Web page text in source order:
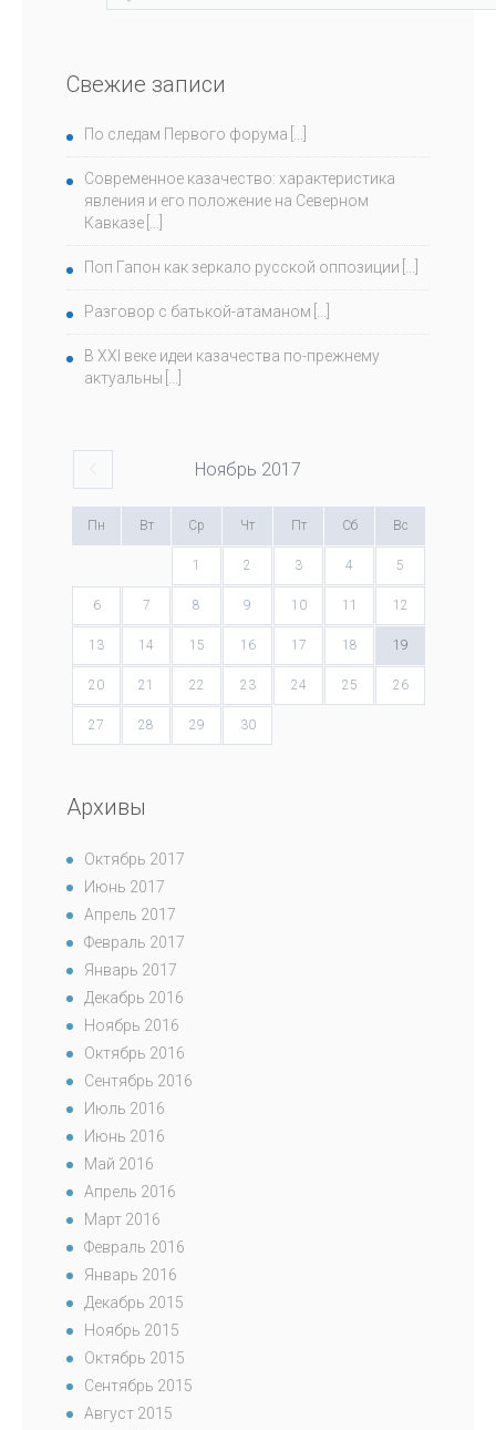
Свежие записи
По следам Первого форума
Современное казачество: характеристика
явления и его положение на Северном
Кавказе
Поп Гапон как зеркало русской оппозиции
Разговор с батькой-атаманом
В ХХI веке идеи казачества по-прежнему
актуальны
Ноябрь 2017
Пн Вт Ср Чт Пт Сб Вс
1 2 3 4 5
6 7 8 9 10 11 12
13 14 15 16 17 18 19
20 21 22 23 24 25 26
27 28 29 30
Архивы
Октябрь 2017
Июнь 2017
Апрель 2017
Февраль 2017
Январь 2017
Декабрь 2016
Ноябрь 2016
Октябрь 2016
Сентябрь 2016
Июль 2016
Июнь 2016
Май 2016
Апрель 2016
Март 2016
Февраль 2016
Январь 2016
Декабрь 2015
Ноябрь 2015
Октябрь 2015
Сентябрь 2015
Август 2015